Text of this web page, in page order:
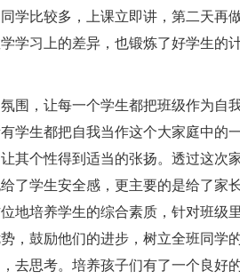
学比较多，上课立即讲，第二天再
学习上的差异，也锻炼了好学生的
围，让每一个学生都把班级作为自
学生都把自我当作这个大家庭中的
其个性得到适当的张扬。透过这次
了学生安全感，更主要的是给了家
地培养学生的综合素质，针对班级
，鼓励他们的进步，树立全班同学
去思考。培养孩子们有了一个良好